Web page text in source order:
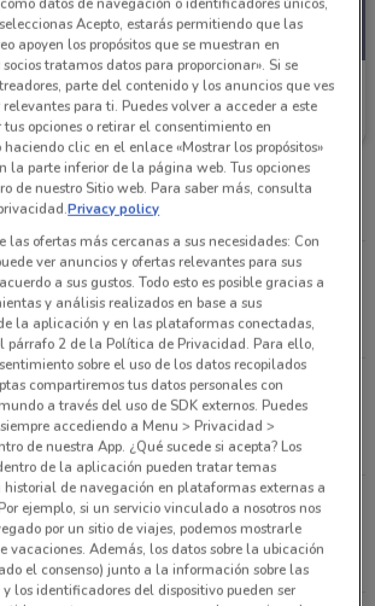
Especializadas más
Miramontes No. 3215 Col. Residencial
(cdmx)
No. 4713 Col. Toriello Guerra
No. 4673 Col. Toriello Guerra
Acepto, estarás permitiendo que las
apoyen los propósitos que se muestran en
socios tratamos datos para proporcionar». Si se
parte del contenido y los anuncios que ves
para ti. Puedes volver a acceder a este
opciones o retirar el consentimiento en
clic en el enlace «Mostrar los propósitos»
la parte inferior de la página web. Tus opciones
de nuestro Sitio web. Para saber más, consulta
Privacy policy
las ofertas más cercanas a sus necesidades: Con
ver anuncios y ofertas relevantes para sus
a sus gustos. Todo esto es posible gracias a
y análisis realizados en base a sus
la aplicación y en las plataformas conectadas,
párrafo 2 de la Política de Privacidad. Para ello,
sobre el uso de los datos recopilados
compartiremos tus datos personales con
a través del uso de SDK externos. Puedes
accediendo a Menu > Privacidad >
de nuestra App. ¿Qué sucede si acepta? Los
de la aplicación pueden tratar temas
historial de navegación en plataformas externas a
ejemplo, si un servicio vinculado a nosotros nos
por un sitio de viajes, podemos mostrarle
vacaciones. Además, los datos sobre la ubicación
el consenso) junto a la información sobre las
y los identificadores del dispositivo pueden ser